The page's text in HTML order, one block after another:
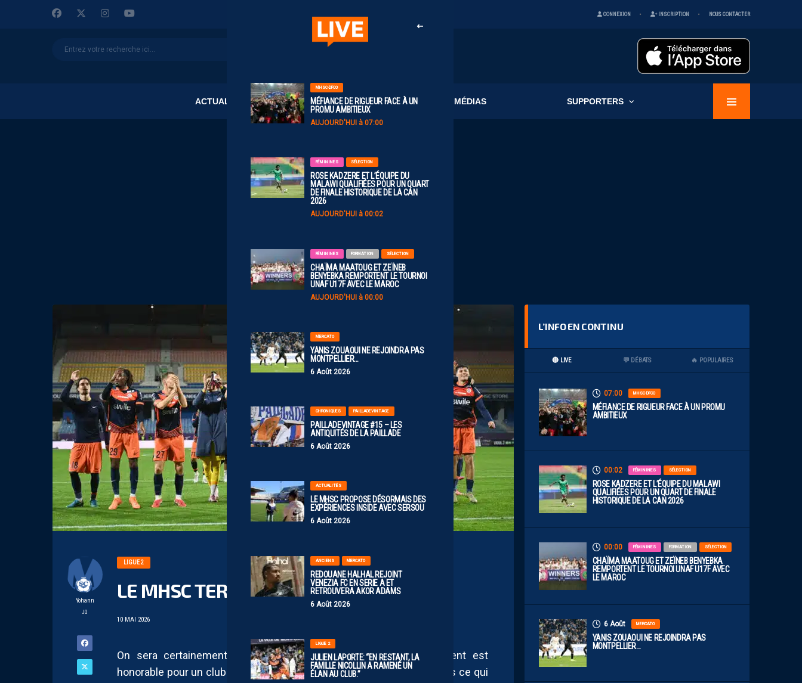
CONNEXION INSCRIPTION NOUS CONTACTER
ACTUALITÉS CLUB MÉDIAS SUPPORTERS
MHSC-DFCO
MÉFIANCE DE RIGUEUR FACE À UN
PROMU AMBITIEUX
AUJOURD'HUI à 07:00
FÉMININES SÉLECTION
ROSE KADZERE ET L’ÉQUIPE DU
MALAWI QUALIFIÉES POUR UN QUART
DE FINALE HISTORIQUE DE LA CAN
2026
AUJOURD'HUI à 00:02
FÉMININES FORMATION SÉLECTION
CHAÏMA MAATOUG ET ZEÏNEB
BENYEBKA REMPORTENT LE TOURNOI
UNAF U17F AVEC LE MAROC
AUJOURD'HUI à 00:00
MERCATO
YANIS ZOUAOUI NE REJOINDRA PAS
MONTPELLIER…
6 Août 2026
CHRONIQUES PAILLADEVINTAGE
PAILLADEVINTAGE #15 – LES
ANTIQUITÉS DE LA PAILLADE
6 Août 2026
ACTUALITÉS
LE MHSC PROPOSE DÉSORMAIS DES
EXPÉRIENCES INSIDE AVEC SERSOU
6 Août 2026
ANCIENS MERCATO
REDOUANE HALHAL REJOINT
VENEZIA FC EN SERIE A ET
RETROUVERA AKOR ADAMS
6 Août 2026
LIGUE 2
JULIEN LAPORTE: “EN RESTANT, LA
FAMILLE NICOLLIN A RAMENÉ UN
ÉLAN AU CLUB.”
Yohann
JG
LIGUE 2
LE MHSC TERMINE 8ÈME
10 MAI 2026
On sera certainement d’accord pour considérer que ce classement est
honorable pour un club dont le mot d’ordre était la reconstruction après ce qui
L’INFO EN CONTINU
🔴 LIVE 💬 DÉBATS 🔥 POPULAIRES
07:00 MHSC-DFCO
MÉFIANCE DE RIGUEUR FACE À UN PROMU
AMBITIEUX
00:02 FÉMININES SÉLECTION
ROSE KADZERE ET L’ÉQUIPE DU MALAWI
QUALIFIÉES POUR UN QUART DE FINALE
HISTORIQUE DE LA CAN 2026
00:00 FÉMININES FORMATION SÉLECTION
CHAÏMA MAATOUG ET ZEÏNEB BENYEBKA
REMPORTENT LE TOURNOI UNAF U17F AVEC
LE MAROC
6 Août MERCATO
YANIS ZOUAOUI NE REJOINDRA PAS
MONTPELLIER…